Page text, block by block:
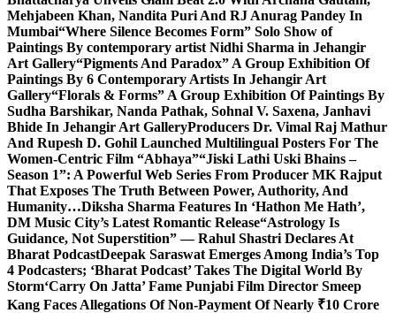
Mehjabeen Khan, Nandita Puri And RJ Anurag Pandey In
Mumbai“Where Silence Becomes Form” Solo Show of
Paintings By contemporary artist Nidhi Sharma in Jehangir
Art Gallery“Pigments And Paradox” A Group Exhibition Of
Paintings By 6 Contemporary Artists In Jehangir Art
Gallery“Florals & Forms” A Group Exhibition Of Paintings By
Sudha Barshikar, Nanda Pathak, Sohnal V. Saxena, Janhavi
Bhide In Jehangir Art GalleryProducers Dr. Vimal Raj Mathur
And Rupesh D. Gohil Launched Multilingual Posters For The
Women-Centric Film “Abhaya”“Jiski Lathi Uski Bhains –
Season 1”: A Powerful Web Series From Producer MK Rajput
That Exposes The Truth Between Power, Authority, And
Humanity…Diksha Sharma Features In ‘Hathon Me Hath’,
DM Music City’s Latest Romantic Release“Astrology Is
Guidance, Not Superstition” — Rahul Shastri Declares At
Bharat PodcastDeepak Saraswat Emerges Among India’s Top
4 Podcasters; ‘Bharat Podcast’ Takes The Digital World By
Storm‘Carry On Jatta’ Fame Punjabi Film Director Smeep
Kang Faces Allegations Of Non-Payment Of Nearly ₹10 Crore